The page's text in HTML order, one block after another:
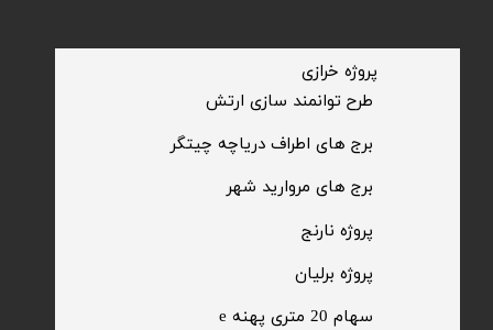
​طرح توانمند سازی ارتش
سهام 20 متری پهنه e​​​​​​​
​پروژه خرازی
پروژه برلیان
​پروژه نارنج
​برج های اطراف دریاچه چیتگر
​برج های مروارید شهر